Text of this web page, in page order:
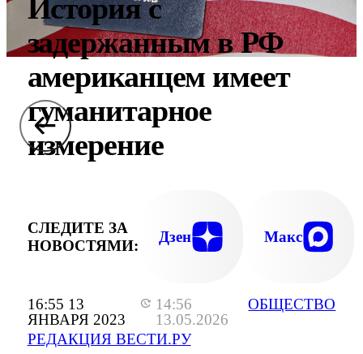
16:55 13
ЯНВАРЯ 2023
14:56
13.05.2026
РЕДАКЦИЯ ВЕСТИ.РУ
ОБЩЕСТВО
История с
задержанным в РФ
американцем имеет
гуманитарное
измерение
СЛЕДИТЕ ЗА
НОВОСТЯМИ:
Дзен Макс